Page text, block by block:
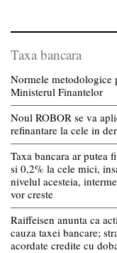
Taxa bancara
Normele metodologice
Ministerul Finantelor
Noul ROBOR se va
refinantare la cele in
Taxa bancara ar putea
si 0,2% la cele mici,
nivelul acesteia,
vor creste
Raiffeisen anunta ca
cauza taxei bancare;
acordate credite cu